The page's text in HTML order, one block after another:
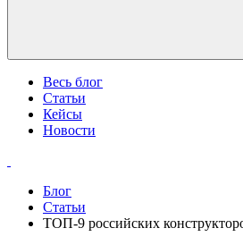
Весь блог
Статьи
Кейсы
Новости
Блог
Статьи
ТОП‑9 российских